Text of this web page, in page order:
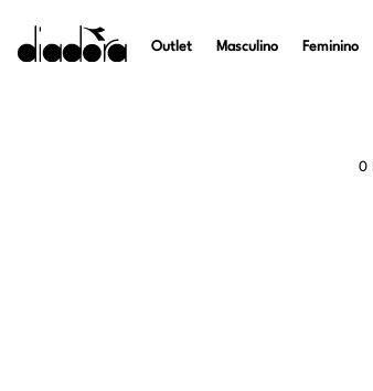
Outlet Masculino Feminino
0